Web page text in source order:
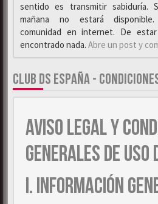
sentido es transmitir sabiduría.
mañana no estará
comunidad en internet. De
encontrado nada. Abre un post y
CLUB DS ESPAÑA -
AVISO LEGAL Y
GENERALES DE
I. INFORMACIÓN